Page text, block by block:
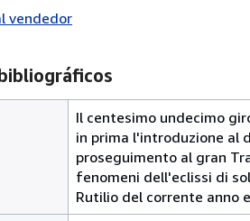
vendedor
Il centesimo undecimo
in prima l'introduzione al
proseguimento al gran
fenomeni dell'eclissi di
Rutilio del corrente anno